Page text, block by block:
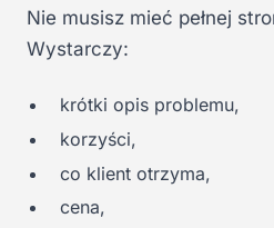
Nie musisz mieć pełnej
Wystarczy:
krótki opis problemu,
korzyści,
co klient otrzyma,
cena,